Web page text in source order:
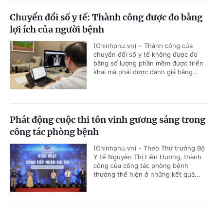
Chuyển đổi số y tế: Thành công được đo bằng
lợi ích của người bệnh
(Chinhphu.vn) – Thành công của
chuyển đổi số y tế không được đo
bằng số lượng phần mềm được triển
khai mà phải được đánh giá bằng...
Phát động cuộc thi tôn vinh gương sáng trong
công tác phòng bệnh
(Chinhphu.vn) - Theo Thứ trưởng Bộ
Y tế Nguyễn Thị Liên Hương, thành
công của công tác phòng bệnh
thường thể hiện ở những kết quả...